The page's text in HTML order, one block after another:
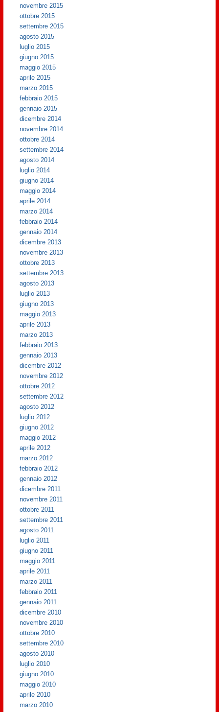
novembre 2015
ottobre 2015
settembre 2015
agosto 2015
luglio 2015
giugno 2015
maggio 2015
aprile 2015
marzo 2015
febbraio 2015
gennaio 2015
dicembre 2014
novembre 2014
ottobre 2014
settembre 2014
agosto 2014
luglio 2014
giugno 2014
maggio 2014
aprile 2014
marzo 2014
febbraio 2014
gennaio 2014
dicembre 2013
novembre 2013
ottobre 2013
settembre 2013
agosto 2013
luglio 2013
giugno 2013
maggio 2013
aprile 2013
marzo 2013
febbraio 2013
gennaio 2013
dicembre 2012
novembre 2012
ottobre 2012
settembre 2012
agosto 2012
luglio 2012
giugno 2012
maggio 2012
aprile 2012
marzo 2012
febbraio 2012
gennaio 2012
dicembre 2011
novembre 2011
ottobre 2011
settembre 2011
agosto 2011
luglio 2011
giugno 2011
maggio 2011
aprile 2011
marzo 2011
febbraio 2011
gennaio 2011
dicembre 2010
novembre 2010
ottobre 2010
settembre 2010
agosto 2010
luglio 2010
giugno 2010
maggio 2010
aprile 2010
marzo 2010